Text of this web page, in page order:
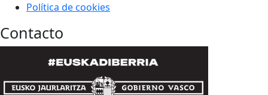
Política de cookies
Contacto